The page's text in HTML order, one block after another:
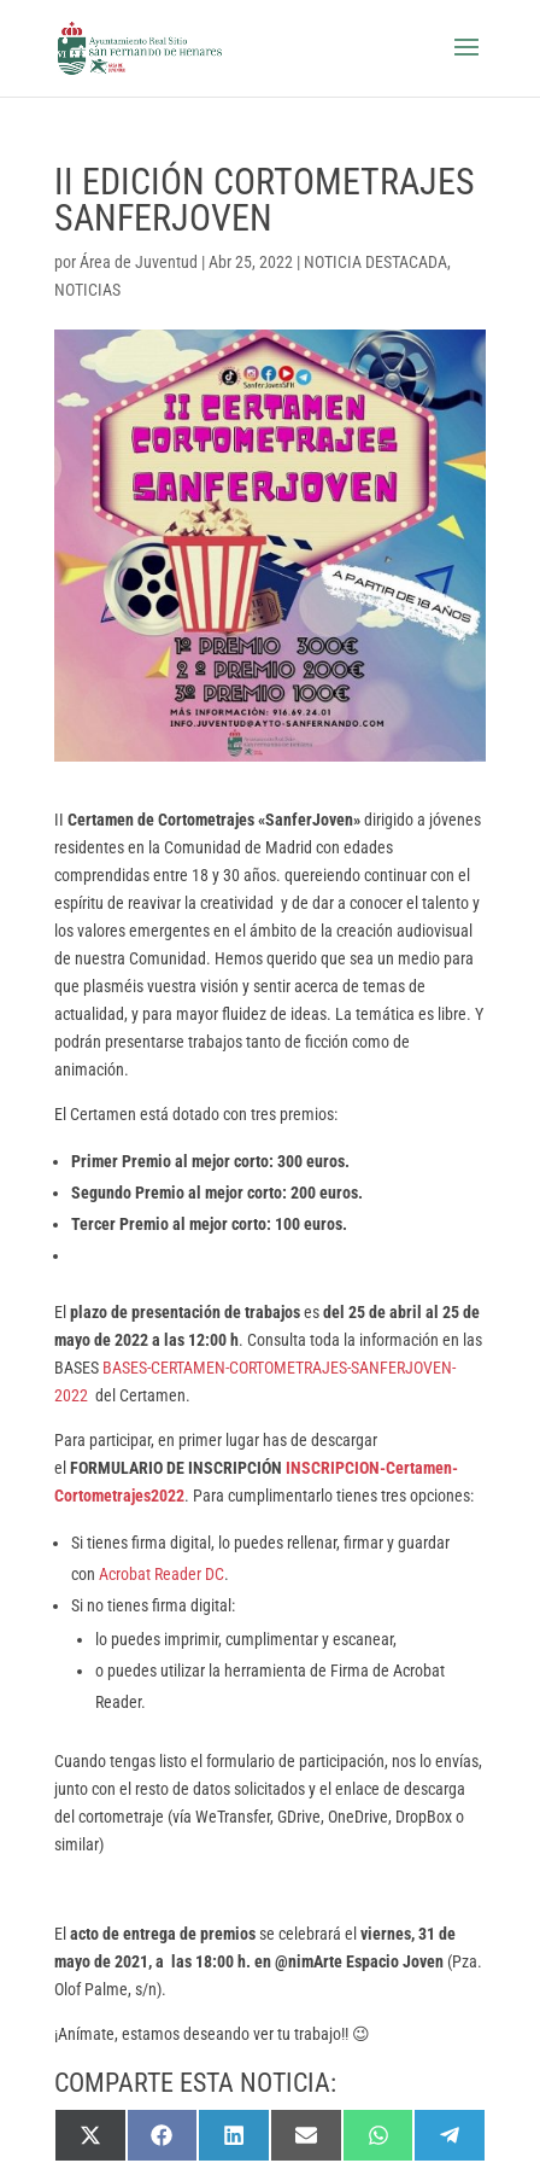
II EDICIÓN CORTOMETRAJES
SANFERJOVEN
porÁrea de Juventud |Abr 25, 2022 | NOTICIA DESTACADA,
NOTICIAS
II Certamen de Cortometrajes «SanferJoven»dirigido a jóvenes
residentes en la Comunidad de Madrid con edades
comprendidas entre 18 y 30 años. quereiendo continuar con el
espíritu de reavivar la creatividad y de dar a conocer el talento y
los valores emergentes en el ámbito de la creación audiovisual
de nuestra Comunidad. Hemos querido que sea un medio para
que plasméis vuestra visión y sentir acerca de temas de
actualidad, y para mayor fluidez de ideas. La temática es libre. Y
podrán presentarse trabajos tanto de ficción como de
animación.
El Certamen está dotado con tres premios:
Primer Premio al mejor corto: 300 euros.
Segundo Premio al mejor corto: 200 euros.
Tercer Premio al mejor corto: 100 euros.
El plazo de presentación de trabajosesdel 25 de abril al 25 de
mayo de 2022 a las 12:00 h. Consulta toda la información en las
BASES BASES-CERTAMEN-CORTOMETRAJES-SANFERJOVEN-
2022del Certamen.
Para participar, en primer lugar has de descargar
el FORMULARIO DE INSCRIPCIÓN INSCRIPCION-Certamen-
Cortometrajes2022. Para cumplimentarlo tienes tres opciones:
Si tienes firma digital, lo puedes rellenar, firmar y guardar
con Acrobat Reader DC.
Si no tienes firma digital:
lo puedes imprimir, cumplimentar y escanear,
o puedes utilizar la herramienta de Firma de Acrobat
Reader.
Cuando tengas listo el formulario de participación, nos lo envías,
junto con el resto de datos solicitados y el enlace de descarga
del cortometraje (vía WeTransfer, GDrive, OneDrive, DropBox o
similar)
El acto de entrega de premiosse celebrará el viernes, 31 de
mayo de 2021, a las 18:00 h. en @nimArte Espacio Joven(Pza.
Olof Palme, s/n).
¡Anímate, estamos deseando ver tu trabajo!! 😉
COMPARTE ESTA NOTICIA:
Compartir
X
Compartir
F
Compartir
L
Compartir
E
Compartir
W
Compartir